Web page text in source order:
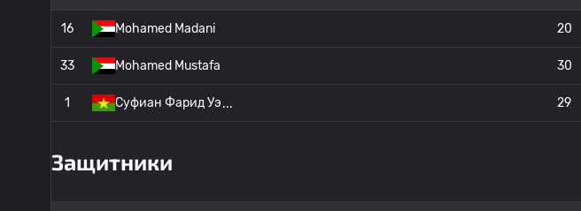
16 Mohamed Madani 20
33 Mohamed Mustafa 30
1 Суфиан Фарид Уэ 29
Защитники